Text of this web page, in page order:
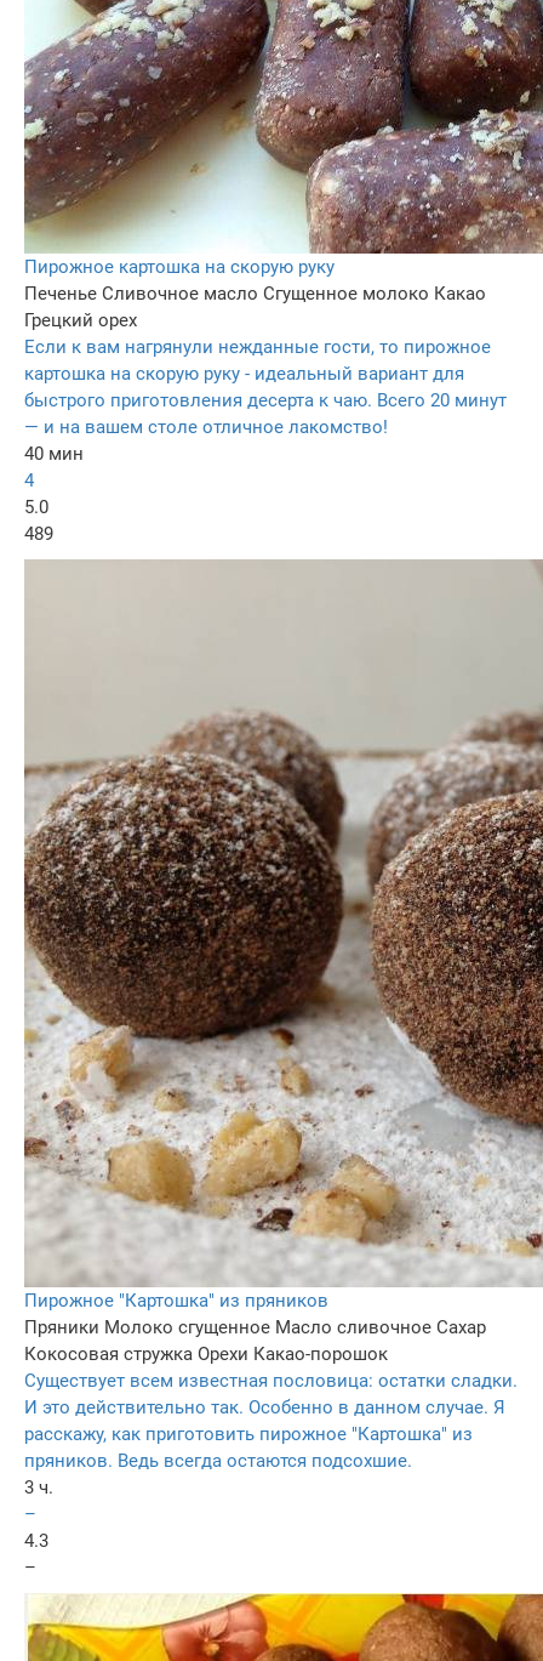
Пирожное картошка на скорую руку
Печенье Сливочное масло Сгущенное молоко Какао
Грецкий орех
Если к вам нагрянули нежданные гости, то пирожное
картошка на скорую руку - идеальный вариант для
быстрого приготовления десерта к чаю. Всего 20 минут
— и на вашем столе отличное лакомство!
40 мин
4
5.0
489
Пирожное "Картошка" из пряников
Пряники Молоко сгущенное Масло сливочное Сахар
Кокосовая стружка Орехи Какао-порошок
Существует всем известная пословица: остатки сладки.
И это действительно так. Особенно в данном случае. Я
расскажу, как приготовить пирожное "Картошка" из
пряников. Ведь всегда остаются подсохшие.
3 ч.
–
4.3
–